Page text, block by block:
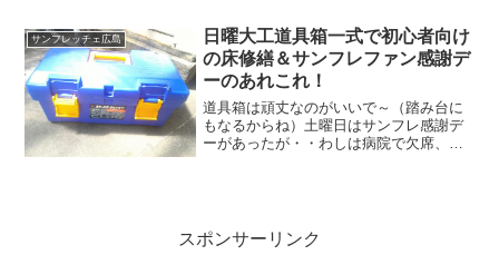
ザインじゃの～！
サンフレッチェ広島
日曜大工道具箱一式で初心者向け
の床修繕＆サンフレファン感謝デ
ーのあれこれ！
道具箱は頑丈なのがいいで～（踏み台に
もなるからね）土曜日はサンフレ感謝デ
ーがあったが・・わしは病院で欠席、昼
スポンサーリンク